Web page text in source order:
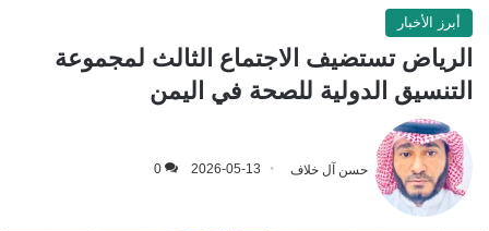
أبرز الأخبار
الرياض تستضيف الاجتماع الثالث لمجموعة
التنسيق الدولية للصحة في اليمن
حسن آل خلاف 2026-05-13
0